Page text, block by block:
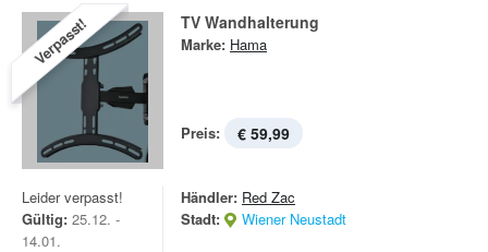
Verpasst! TV Wandhalterung
Marke: Hama
Preis: € 59,99
Leider verpasst!
Gültig: 25.12. -
14.01.
Händler: Red Zac
Stadt:
Wiener Neustadt